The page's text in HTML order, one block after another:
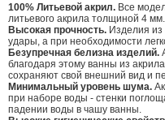
100% Литьевой акрил. Все
литьевого акрила толщиной 4 мм.
Высокая прочность. Изделия
удары, а при необходимости
Безупречная белизна изделий.
благодаря этому ванны из
сохраняют свой внешний вид и
Минимальный уровень шума.
при наборе воды - стенки
падении воды в чашу ванны.